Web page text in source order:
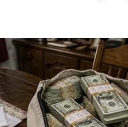
ನಮಾನ್ ಒಂದು
"ನಾವು
ನಾವು ತಲುಪುವ